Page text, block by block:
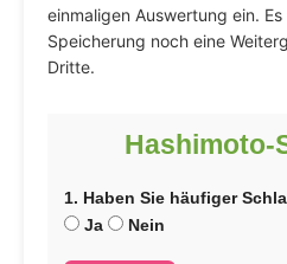
einmaligen Auswertung ein.
Speicherung noch eine
Dritte.
Hashimoto-
1. Haben Sie häufiger
Ja
Nein